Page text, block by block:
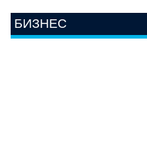
БИЗНЕС